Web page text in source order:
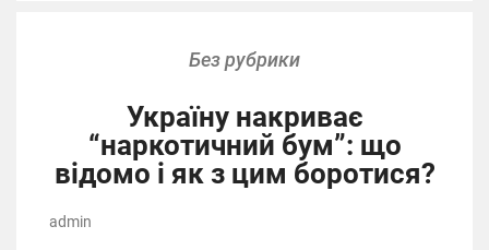
Без рубрики
Україну накриває
“наркотичний бум”: що
відомо і як з цим боротися?
admin